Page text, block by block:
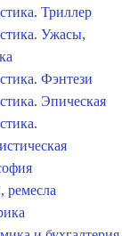
Триллер
Ужасы,
Фэнтези
Эпическая
ремесла